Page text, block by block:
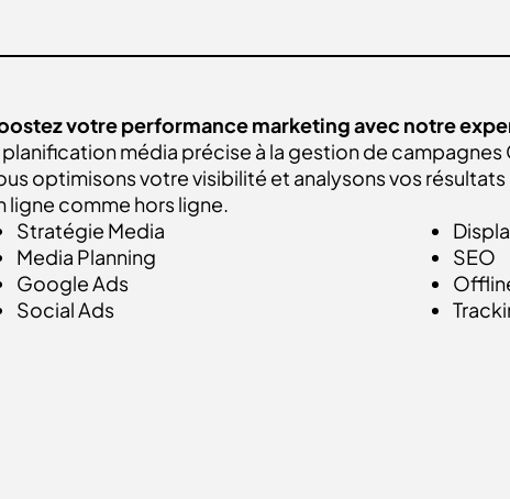
votre performance marketing avec notre
planification média précise à la gestion de
optimisons votre visibilité et analysons vos
ligne comme hors ligne.
Stratégie Media
Media Planning
Google Ads
Social Ads
SEO